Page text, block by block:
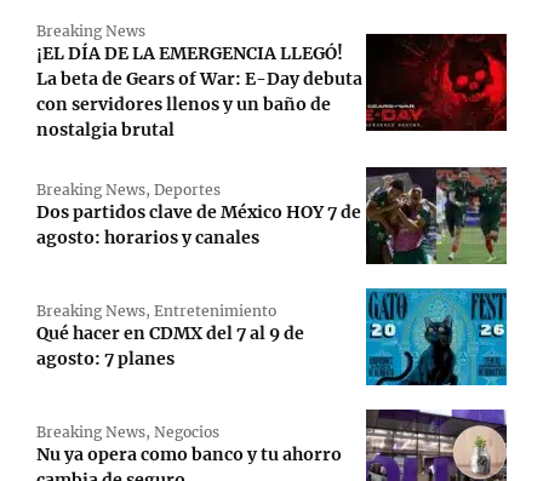
Breaking News
¡EL DÍA DE LA EMERGENCIA LLEGÓ!
La beta de Gears of War: E-Day debuta
con servidores llenos y un baño de
nostalgia brutal
Breaking News, Deportes
Dos partidos clave de México HOY 7 de
agosto: horarios y canales
Breaking News, Entretenimiento
Qué hacer en CDMX del 7 al 9 de
agosto: 7 planes
Breaking News, Negocios
Nu ya opera como banco y tu ahorro